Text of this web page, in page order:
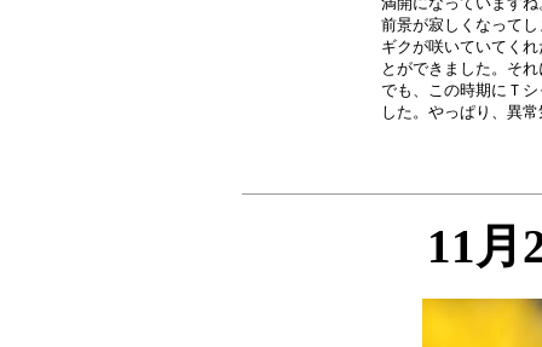
前景が寂しくなって
ギクが咲いていてく
とができました。そ
でも、この時期にＴ
11月